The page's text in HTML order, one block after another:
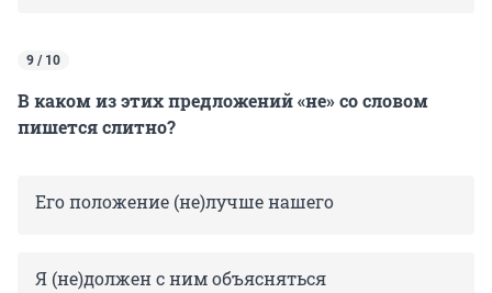
9 / 10
В каком из этих предложений «не» со словом
пишется слитно?
Его положение (не)лучше нашего
Я (не)должен с ним объясняться